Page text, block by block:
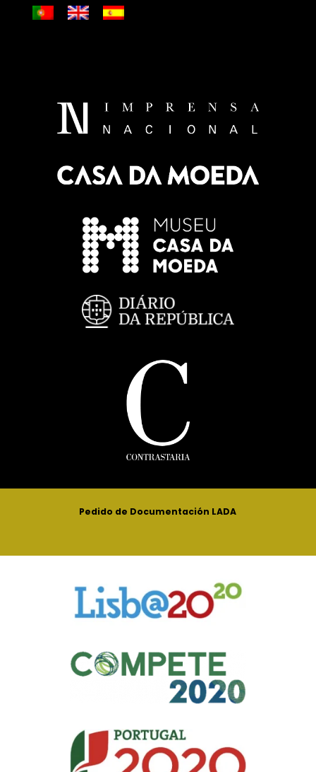
Pedido de Documentación LADA